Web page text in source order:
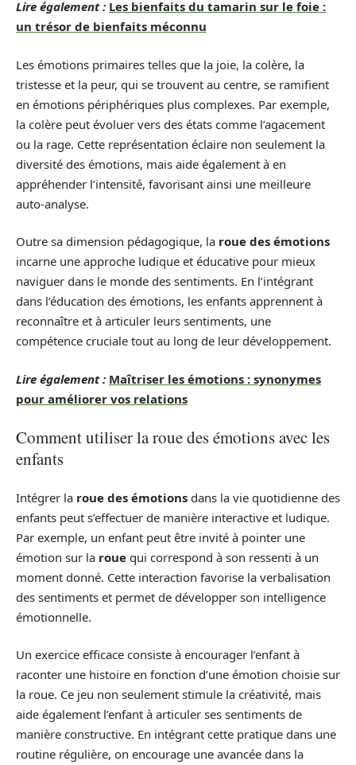
Lire également : Les bienfaits du tamarin sur le foie :
un trésor de bienfaits méconnu
Les émotions primaires telles que la joie, la colère, la
tristesse et la peur, qui se trouvent au centre, se ramifient
en émotions périphériques plus complexes. Par exemple,
la colère peut évoluer vers des états comme l’agacement
ou la rage. Cette représentation éclaire non seulement la
diversité des émotions, mais aide également à en
appréhender l’intensité, favorisant ainsi une meilleure
auto-analyse.
Outre sa dimension pédagogique, la roue des émotions
incarne une approche ludique et éducative pour mieux
naviguer dans le monde des sentiments. En l’intégrant
dans l’éducation des émotions, les enfants apprennent à
reconnaître et à articuler leurs sentiments, une
compétence cruciale tout au long de leur développement.
Lire également : Maîtriser les émotions : synonymes
pour améliorer vos relations
Comment utiliser la roue des émotions avec les
enfants
Intégrer la roue des émotions dans la vie quotidienne des
enfants peut s’effectuer de manière interactive et ludique.
Par exemple, un enfant peut être invité à pointer une
émotion sur la roue qui correspond à son ressenti à un
moment donné. Cette interaction favorise la verbalisation
des sentiments et permet de développer son intelligence
émotionnelle.
Un exercice efficace consiste à encourager l’enfant à
raconter une histoire en fonction d’une émotion choisie sur
la roue. Ce jeu non seulement stimule la créativité, mais
aide également l’enfant à articuler ses sentiments de
manière constructive. En intégrant cette pratique dans une
routine régulière, on encourage une avancée dans la